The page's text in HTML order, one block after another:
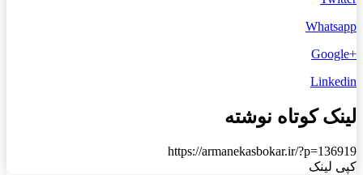
Whatsapp
+Google
Linkedin
لینک کوتاه نوشته
https://armanekasbokar.ir/?p=136919
کپی لینک